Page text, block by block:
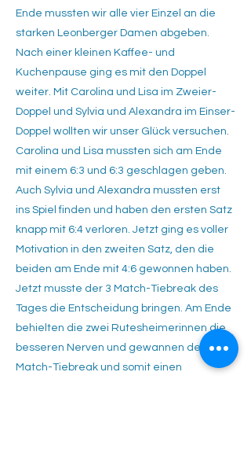
Ende mussten wir alle vier Einzel an die
starken Leonberger Damen abgeben.
Nach einer kleinen Kaffee- und
Kuchenpause ging es mit den Doppel
weiter. Mit Carolina und Lisa im Zweier-
Doppel und Sylvia und Alexandra im Einser-
Doppel wollten wir unser Glück versuchen.
Carolina und Lisa mussten sich am Ende
mit einem 6:3 und 6:3 geschlagen geben.
Auch Sylvia und Alexandra mussten erst
ins Spiel finden und haben den ersten Satz
knapp mit 6:4 verloren. Jetzt ging es voller
Motivation in den zweiten Satz, den die
beiden am Ende mit 4:6 gewonnen haben.
Jetzt musste der 3 Match-Tiebreak des
Tages die Entscheidung bringen. Am Ende
behielten die zwei Rutesheimerinnen die
besseren Nerven und gewannen den
Match-Tiebreak und somit einen